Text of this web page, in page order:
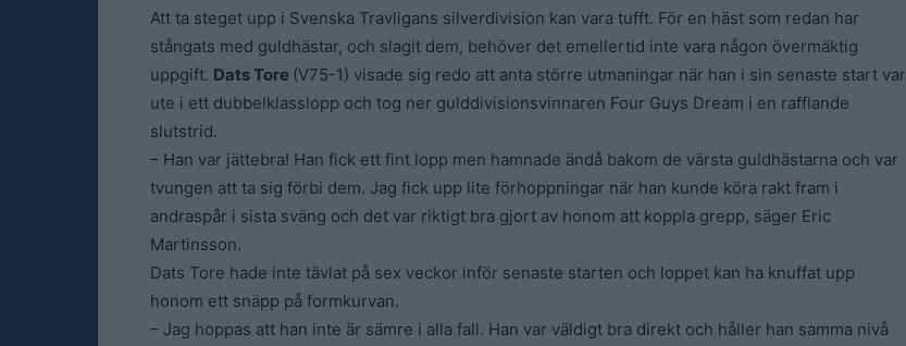
Att ta steget upp i Svenska Travligans silverdivision kan vara tufft. För en häst som redan har
stångats med guldhästar, och slagit dem, behöver det emellertid inte vara någon övermäktig
uppgift. Dats Tore (V75-1) visade sig redo att anta större utmaningar när han i sin senaste start var
ute i ett dubbelklasslopp och tog ner gulddivisionsvinnaren Four Guys Dream i en rafflande
slutstrid.
– Han var jättebra! Han fick ett fint lopp men hamnade ändå bakom de värsta guldhästarna och var
tvungen att ta sig förbi dem. Jag fick upp lite förhoppningar när han kunde köra rakt fram i
andraspår i sista sväng och det var riktigt bra gjort av honom att koppla grepp, säger Eric
Martinsson.
Dats Tore hade inte tävlat på sex veckor inför senaste starten och loppet kan ha knuffat upp
honom ett snäpp på formkurvan.
– Jag hoppas att han inte är sämre i alla fall. Han var väldigt bra direkt och håller han samma nivå